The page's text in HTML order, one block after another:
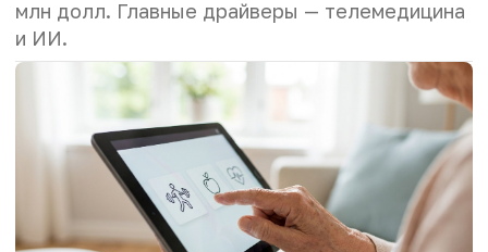
млн ​​долл. Главные драйверы — телемедицина
и ИИ.